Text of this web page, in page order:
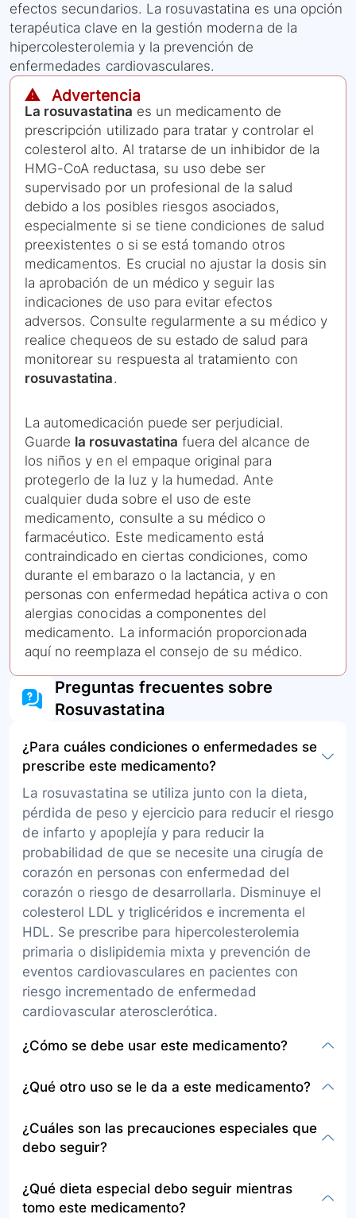
efectos secundarios. La rosuvastatina es una opción
terapéutica clave en la gestión moderna de la
hipercolesterolemia y la prevención de
enfermedades cardiovasculares.
⚠️ Advertencia
La rosuvastatina es un medicamento de
prescripción utilizado para tratar y controlar el
colesterol alto. Al tratarse de un inhibidor de la
HMG-CoA reductasa, su uso debe ser
supervisado por un profesional de la salud
debido a los posibles riesgos asociados,
especialmente si se tiene condiciones de salud
preexistentes o si se está tomando otros
medicamentos. Es crucial no ajustar la dosis sin
la aprobación de un médico y seguir las
indicaciones de uso para evitar efectos
adversos. Consulte regularmente a su médico y
realice chequeos de su estado de salud para
monitorear su respuesta al tratamiento con
rosuvastatina.
La automedicación puede ser perjudicial.
Guarde la rosuvastatina fuera del alcance de
los niños y en el empaque original para
protegerlo de la luz y la humedad. Ante
cualquier duda sobre el uso de este
medicamento, consulte a su médico o
farmacéutico. Este medicamento está
contraindicado en ciertas condiciones, como
durante el embarazo o la lactancia, y en
personas con enfermedad hepática activa o con
alergias conocidas a componentes del
medicamento. La información proporcionada
aquí no reemplaza el consejo de su médico.
Preguntas frecuentes sobre
Rosuvastatina
¿Para cuáles condiciones o enfermedades se
prescribe este medicamento?
La rosuvastatina se utiliza junto con la dieta,
pérdida de peso y ejercicio para reducir el riesgo
de infarto y apoplejía y para reducir la
probabilidad de que se necesite una cirugía de
corazón en personas con enfermedad del
corazón o riesgo de desarrollarla. Disminuye el
colesterol LDL y triglicéridos e incrementa el
HDL. Se prescribe para hipercolesterolemia
primaria o dislipidemia mixta y prevención de
eventos cardiovasculares en pacientes con
riesgo incrementado de enfermedad
cardiovascular aterosclerótica.
¿Cómo se debe usar este medicamento?
por vía oral con o sin alimentos,
días, según indicación médica. Se inicia con una
dosis baja que puede ajustarse cada 2 a 4
siente bien, evitando dejarlo sin consultar al
médico. En caso de olvido, tomar la dosis tan
¿Qué otro uso se le da a este medicamento?
niveles de colesterol y prevenir eventos
cardiovasculares, puede ser utilizado en
homocigótica familiar, bajo estricta supervisión
médica.
¿Cuáles son las precauciones especiales que
debo seguir?
rosuvastatina o si se están tomando otros
medicamentos que podrían interactuar. Evitar el
¿Qué dieta especial debo seguir mientras
tomo este medicamento?